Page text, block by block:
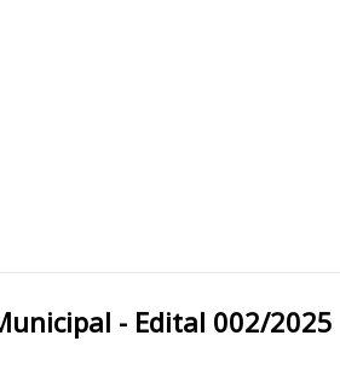
Prefeitura Municipal - Edital 002/2025